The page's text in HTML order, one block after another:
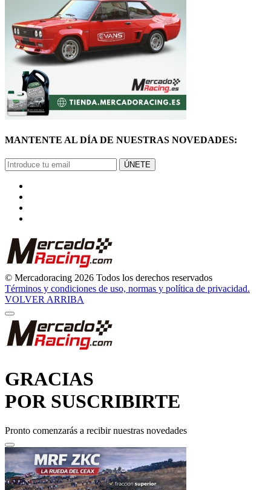
© Mercadoracing 2026 Todos los derechos reservados
Términos y condiciones de uso, normas y política de privacidad.
VOLVER ARRIBA
POR SUSCRIBIRTE